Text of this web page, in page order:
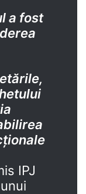
a fost
IPJ